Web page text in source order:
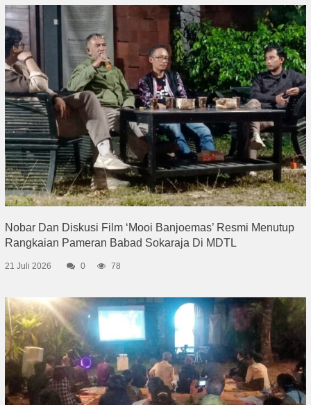
Nobar Dan Diskusi Film ‘Mooi Banjoemas’ Resmi Menutup
Rangkaian Pameran Babad Sokaraja Di MDTL
21 Juli 2026 0 78